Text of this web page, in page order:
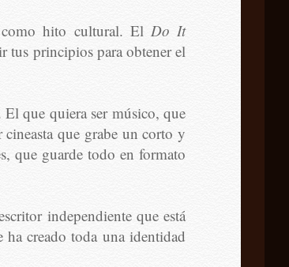
hito cultural. El Do It
tus principios para obtener el
que quiera ser músico, que
cineasta que grabe un corto y
que guarde todo en formato
independiente que está
creado toda una identidad